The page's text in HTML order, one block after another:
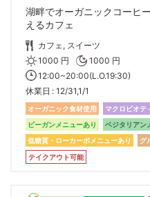
湖畔でオーガニックコーヒ
えるカフェ
カフェ, スイーツ
1000 円
1000 円
12:00~20:00(L.O.19:30)
休業日
12/31,1/1
オーガニック食材使用
マクロビオテ
ビーガンメニューあり
ベジタリアン
低糖質・ローカーボメニューあり
グ
テイクアウト可能